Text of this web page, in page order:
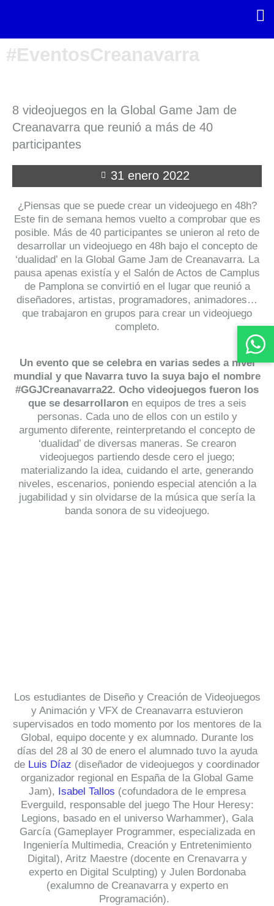
contenido
#EventosCreanavarra
8 videojuegos en la Global Game Jam de
Creanavarra que reunió a más de 40
participantes
31 enero 2022
¿Piensas que se puede crear un videojuego en 48h?
Este fin de semana hemos vuelto a comprobar que es
posible. Más de 40 participantes se unieron al reto de
desarrollar un videojuego en 48h bajo el concepto de
‘dualidad’ en la Global Game Jam de Creanavarra. La
pausa apenas existía y el Salón de Actos de Camplus
de Pamplona se convirtió en el lugar que reunió a
diseñadores, artistas, programadores, animadores…
que trabajaron en grupos para crear un videojuego
completo.
Un evento que se celebra en varias sedes a nivel
mundial y que Navarra tuvo la suya bajo el nombre
#GGJCreanavarra22. Ocho videojuegos fueron los
que se desarrollaron en equipos de tres a seis
personas. Cada uno de ellos con un estilo y
argumento diferente, reinterpretando el concepto de
‘dualidad’ de diversas maneras. Se crearon
videojuegos partiendo desde cero el juego;
materializando la idea, cuidando el arte, generando
niveles, escenarios, poniendo especial atención a la
jugabilidad y sin olvidarse de la música que sería la
banda sonora de su videojuego.
Los estudiantes de Diseño y Creación de Videojuegos
y Animación y VFX de Creanavarra estuvieron
supervisados en todo momento por los mentores de la
Global, equipo docente y ex alumnado. Durante los
días del 28 al 30 de enero el alumnado tuvo la ayuda
de Luis Díaz (diseñador de videojuegos y coordinador
organizador regional en España de la Global Game
Jam), Isabel Tallos (cofundadora de le empresa
Everguild, responsable del juego The Hour Heresy:
Legions, basado en el universo Warhammer), Gala
García (Gameplayer Programmer, especializada en
Ingeniería Multimedia, Creación y Entretenimiento
Digital), Aritz Maestre (docente en Crenavarra y
experto en Digital Sculpting) y Julen Bordonaba
(exalumno de Creanavarra y experto en
Programación).